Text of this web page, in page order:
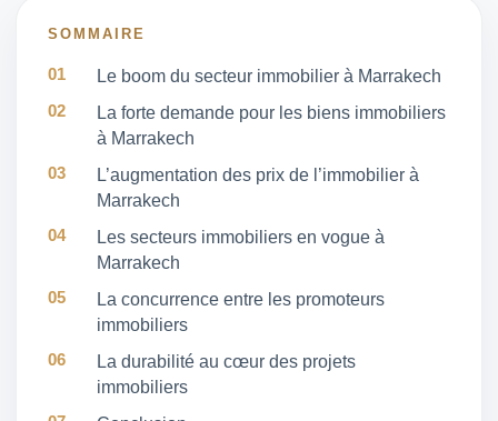
SOMMAIRE
Le boom du secteur immobilier à Marrakech
La forte demande pour les biens immobiliers
à Marrakech
L’augmentation des prix de l’immobilier à
Marrakech
Les secteurs immobiliers en vogue à
Marrakech
La concurrence entre les promoteurs
immobiliers
La durabilité au cœur des projets
immobiliers